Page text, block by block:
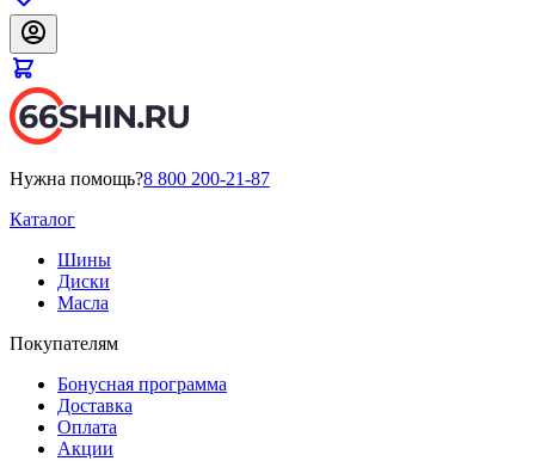
Нужна помощь?8 800 200-21-87
Каталог
Шины
Диски
Масла
Покупателям
Бонусная программа
Доставка
Оплата
Акции